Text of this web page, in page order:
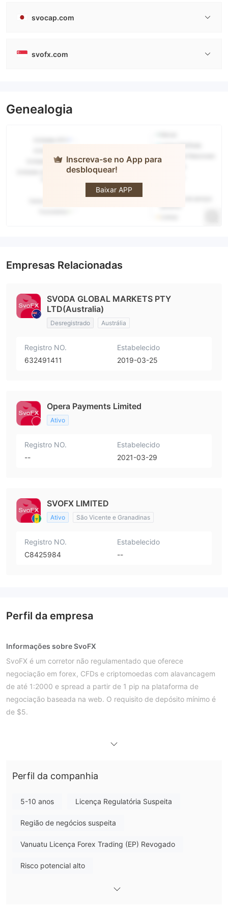
svocap.com
svofx.com
Genealogia
Inscreva-se no App para
desbloquear!
Baixar APP
SvoFX
Empresas Relacionadas
SVODA GLOBAL MARKETS PTY
LTD(Australia)
Desregistrado Austrália
Registro NO.
632491411
Estabelecido
2019-03-25
Opera Payments Limited
Ativo
Registro NO.
--
Estabelecido
2021-03-29
SVOFX LIMITED
Ativo São Vicente e Granadinas
Registro NO.
C8425984
Estabelecido
--
Perfil da empresa
Informações sobre SvoFX
SvoFX é um corretor não regulamentado que oferece
negociação em forex, CFDs e criptomoedas com alavancagem
de até 1:2000 e spread a partir de 1 pip na plataforma de
negociação baseada na web. O requisito de depósito mínimo é
de $5.
licenciado pela ASIC e VFSC
O que posso negociar na SvoFX?
SvoFX oferece negociação em forex, CFDs e criptomoedas.
Tipo de Conta
É importante ter em mente que quanto maior a alavancagem,
Perfil da companhia
5-10 anos Licença Regulatória Suspeita
Região de negócios suspeita
Vanuatu Licença Forex Trading (EP) Revogado
Risco potencial alto